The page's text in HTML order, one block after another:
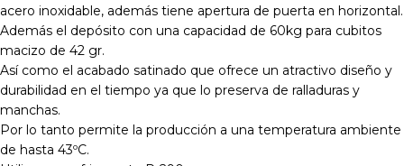
acero inoxidable, además tiene apertura de puerta en horizontal.
Además el depósito con una capacidad de 60kg para cubitos
macizo de 42 gr.
Así como el acabado satinado que ofrece un atractivo diseño y
durabilidad en el tiempo ya que lo preserva de ralladuras y
manchas.
Por lo tanto permite la producción a una temperatura ambiente
de hasta 43ºC.